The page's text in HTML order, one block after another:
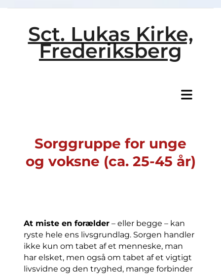
Sct. Lukas Kirke,
Frederiksberg
Sorggruppe for unge
og voksne (ca. 25-45 år)
At miste en forælder – eller begge – kan
ryste hele ens livsgrundlag. Sorgen handler
ikke kun om tabet af et menneske, man
har elsket, men også om tabet af et vigtigt
livsvidne og den tryghed, mange forbinder